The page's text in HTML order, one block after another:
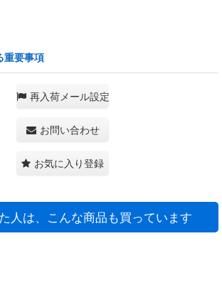
重要事項
再入荷メール設定
お問い合わせ
お気に入り登録
人は、こんな商品も買っています